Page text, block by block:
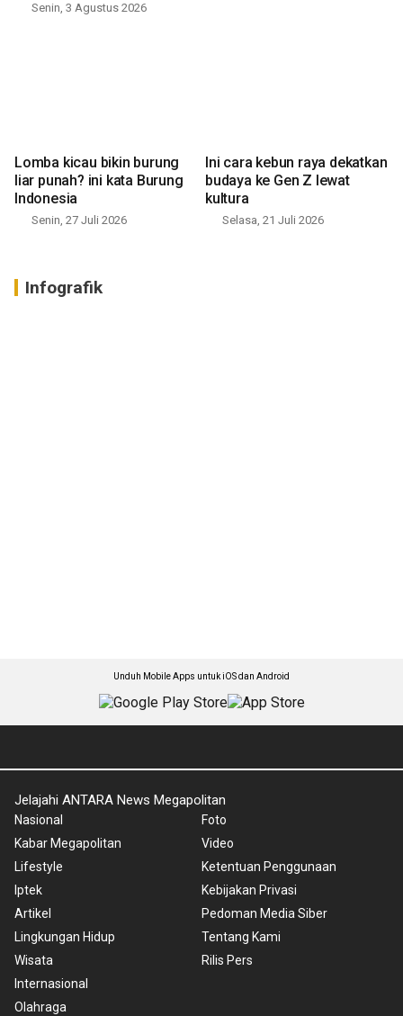
Senin, 3 Agustus 2026
Lomba kicau bikin burung
liar punah? ini kata Burung
Indonesia
Senin, 27 Juli 2026
Ini cara kebun raya dekatkan
budaya ke Gen Z lewat
kultura
Selasa, 21 Juli 2026
Infografik
Unduh Mobile Apps untuk iOS dan Android
Jelajahi ANTARA News Megapolitan
Nasional
Kabar Megapolitan
Lifestyle
Iptek
Artikel
Lingkungan Hidup
Wisata
Internasional
Olahraga
Foto
Video
Ketentuan Penggunaan
Kebijakan Privasi
Pedoman Media Siber
Tentang Kami
Rilis Pers